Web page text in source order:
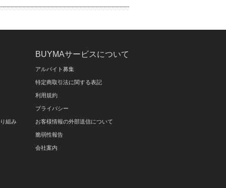
組み
BUYMAサービスについて
アルバイト募集
特定商取引法に関する表記
利用規約
プライバシー
お客様情報の外部送信について
脆弱性報告
会社案内